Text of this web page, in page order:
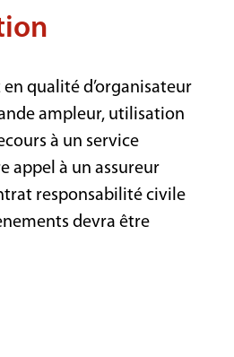
qualité d’organisateur
ampleur, utilisation
à un service
appel à un assureur
responsabilité civile
devra être